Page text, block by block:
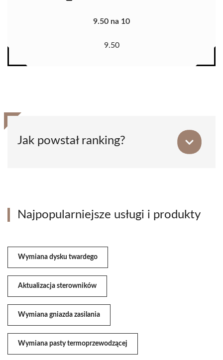
9.50 na 10
9.50
Jak powstał ranking?
Najpopularniejsze usługi i produkty
Wymiana dysku twardego
Aktualizacja sterowników
Wymiana gniazda zasilania
Wymiana pasty termoprzewodzącej